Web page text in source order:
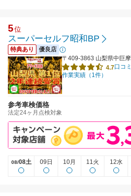
5位
スーパーセルフ昭和BP
特典あり
優良店
〒409-3863 山梨県中巨
4.7口コ
作業実績（1件）
参考車検価格
法定24ヶ月点検対象
08/08土 09日 10月 11火 12水